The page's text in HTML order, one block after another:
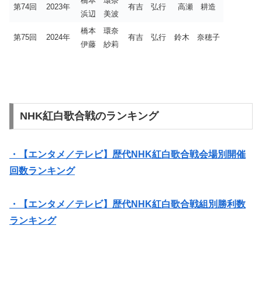
第74回 2023年
浜辺 美波
有吉 弘行 高瀬 耕造
第75回 2024年
橋本 環奈
伊藤 紗莉
有吉 弘行 鈴木 奈穂子
NHK紅白歌合戦のランキング
・【エンタメ／テレビ】歴代NHK紅白歌合戦会場別開催
回数ランキング
・【エンタメ／テレビ】歴代NHK紅白歌合戦組別勝利数
ランキング